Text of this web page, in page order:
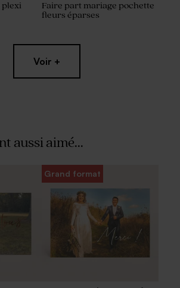
plexi
Faire part mariage pochette
fleurs éparses
Save the date mariage fleurs
violettes
Voir +
aussi aimé...
Grand format